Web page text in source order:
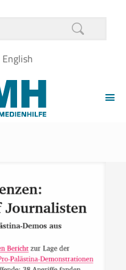
English